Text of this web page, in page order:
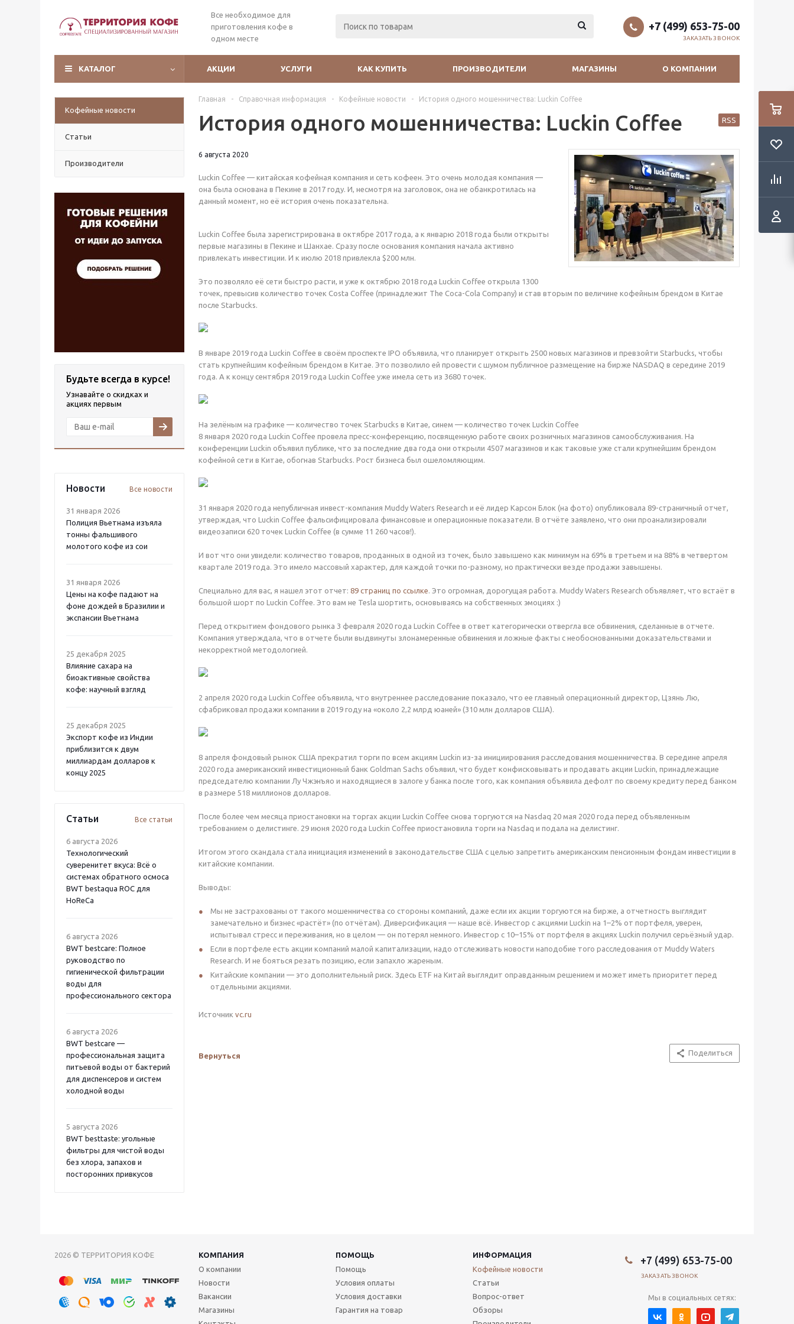
Все необходимое для
приготовления кофе в
одном месте
+7 (499) 653-75-00
ЗАКАЗАТЬ ЗВОНОК
КАТАЛОГ АКЦИИ УСЛУГИ КАК КУПИТЬ ПРОИЗВОДИТЕЛИ МАГАЗИНЫ О КОМПАНИИ
Кофейные новости
Статьи
Производители
Будьте всегда в курсе!
Узнавайте о скидках и
акциях первым
Новости Все новости
31 января 2026
Полиция Вьетнама изъяла
тонны фальшивого
молотого кофе из сои
31 января 2026
Цены на кофе падают на
фоне дождей в Бразилии и
экспансии Вьетнама
25 декабря 2025
Влияние сахара на
биоактивные свойства
кофе: научный взгляд
25 декабря 2025
Экспорт кофе из Индии
приблизится к двум
миллиардам долларов к
концу 2025
Статьи Все статьи
6 августа 2026
Технологический
суверенитет вкуса: Всё о
системах обратного осмоса
BWT bestaqua ROC для
HoReCa
6 августа 2026
BWT bestcare: Полное
руководство по
гигиенической фильтрации
воды для
профессионального сектора
6 августа 2026
BWT bestcare —
профессиональная защита
питьевой воды от бактерий
для диспенсеров и систем
холодной воды
5 августа 2026
BWT besttaste: угольные
фильтры для чистой воды
без хлора, запахов и
посторонних привкусов
Главная - Справочная информация - Кофейные новости - История одного мошенничества: Luckin Coffee
История одного мошенничества: Luckin Coffee RSS
6 августа 2020
Luckin Coffee — китайская кофейная компания и сеть кофеен. Это очень молодая компания —
она была основана в Пекине в 2017 году. И, несмотря на заголовок, она не обанкротилась на
данный момент, но её история очень показательна.
Luckin Coffee была зарегистрирована в октябре 2017 года, а к январю 2018 года были открыты
первые магазины в Пекине и Шанхае. Сразу после основания компания начала активно
привлекать инвестиции. И к июлю 2018 привлекла $200 млн.
Это позволяло её сети быстро расти, и уже к октябрю 2018 года Luckin Coffee открыла 1300
точек, превысив количество точек Costa Coffee (принадлежит The Coca-Cola Company) и став вторым по величине кофейным брендом в Китае
после Starbucks.
В январе 2019 года Luckin Coffee в своём проспекте IPO объявила, что планирует открыть 2500 новых магазинов и превзойти Starbucks, чтобы
стать крупнейшим кофейным брендом в Китае. Это позволило ей провести с шумом публичное размещение на бирже NASDAQ в середине 2019
года. А к концу сентября 2019 года Luckin Coffee уже имела сеть из 3680 точек.
На зелёным на графике — количество точек Starbucks в Китае, синем — количество точек Luckin Coffee
8 января 2020 года Luckin Coffee провела пресс-конференцию, посвященную работе своих розничных магазинов самообслуживания. На
конференции Luckin объявил публике, что за последние два года они открыли 4507 магазинов и как таковые уже стали крупнейшим брендом
кофейной сети в Китае, обогнав Starbucks. Рост бизнеса был ошеломляющим.
31 января 2020 года непубличная инвест-компания Muddy Waters Research и её лидер Карсон Блок (на фото) опубликовала 89-страничный отчет,
утверждая, что Luckin Coffee фальсифицировала финансовые и операционные показатели. В отчёте заявлено, что они проанализировали
видеозаписи 620 точек Luckin Coffee (в сумме 11 260 часов!).
И вот что они увидели: количество товаров, проданных в одной из точек, было завышено как минимум на 69% в третьем и на 88% в четвертом
квартале 2019 года. Это имело массовый характер, для каждой точки по-разному, но практически везде продажи завышены.
Специально для вас, я нашел этот отчет: 89 страниц по ссылке. Это огромная, дорогущая работа. Muddy Waters Research объявляет, что встаёт в
большой шорт по Luckin Coffee. Это вам не Tesla шортить, основываясь на собственных эмоциях :)
Перед открытием фондового рынка 3 февраля 2020 года Luckin Coffee в ответ категорически отвергла все обвинения, сделанные в отчете.
Компания утверждала, что в отчете были выдвинуты злонамеренные обвинения и ложные факты с необоснованными доказательствами и
некорректной методологией.
2 апреля 2020 года Luckin Coffee объявила, что внутреннее расследование показало, что ее главный операционный директор, Цзянь Лю,
сфабриковал продажи компании в 2019 году на «около 2,2 млрд юаней» (310 млн долларов США).
8 апреля фондовый рынок США прекратил торги по всем акциям Luckin из-за инициирования расследования мошенничества. В середине апреля
2020 года американский инвестиционный банк Goldman Sachs объявил, что будет конфисковывать и продавать акции Luckin, принадлежащие
председателю компании Лу Чжэнъяо и находящиеся в залоге у банка после того, как компания объявила дефолт по своему кредиту перед банком
в размере 518 миллионов долларов.
После более чем месяца приостановки на торгах акции Luckin Coffee снова торгуются на Nasdaq 20 мая 2020 года перед объявленным
требованием о делистинге. 29 июня 2020 года Luckin Coffee приостановила торги на Nasdaq и подала на делистинг.
Итогом этого скандала стала инициация изменений в законодательстве США с целью запретить американским пенсионным фондам инвестиции в
китайские компании.
Выводы:
Мы не застрахованы от такого мошенничества со стороны компаний, даже если их акции торгуются на бирже, а отчетность выглядит
замечательно и бизнес «растёт» (по отчётам). Диверсификация — наше всё. Инвестор с акциями Luckin на 1–2% от портфеля, уверен,
испытывал стресс и переживания, но в целом — он потерял немного. Инвестор с 10–15% от портфеля в акциях Luckin получил серьёзный удар.
Если в портфеле есть акции компаний малой капитализации, надо отслеживать новости наподобие того расследования от Muddy Waters
Research. И не бояться резать позицию, если запахло жареным.
Китайские компании — это дополнительный риск. Здесь ETF на Китай выглядит оправданным решением и может иметь приоритет перед
отдельными акциями.
Источник vc.ru
Вернуться Поделиться
2026 © ТЕРРИТОРИЯ КОФЕ КОМПАНИЯ ПОМОЩЬ
ИНФОРМАЦИЯ
О компании
Новости
Вакансии
Магазины
Помощь
Условия оплаты
Условия доставки
Гарантия на товар
Кофейные новости
Статьи
Вопрос-ответ
Обзоры
+7 (499) 653-75-00
ЗАКАЗАТЬ ЗВОНОК
Мы в социальных сетях: